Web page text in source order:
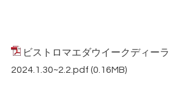
ビストロマエダウイークディー
2024.1.30~2.2.pdf (0.16MB)